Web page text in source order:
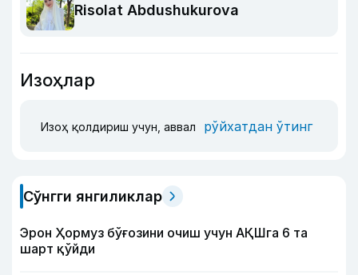
Risolat Abdushukurova
Изоҳлар
Изоҳ қолдириш учун, аввал рўйхатдан ўтинг
Сўнгги янгиликлар
Эрон Ҳормуз бўғозини очиш учун АҚШга 6 та
шарт қўйди